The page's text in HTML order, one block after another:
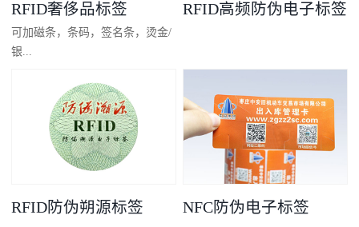
RFID奢侈品标签
可加磁条，条码，签名条，烫金/
银...
凸码，金/银底
RFID高频防伪电子标签
RFID防伪朔源标签 NFC防伪电子标签